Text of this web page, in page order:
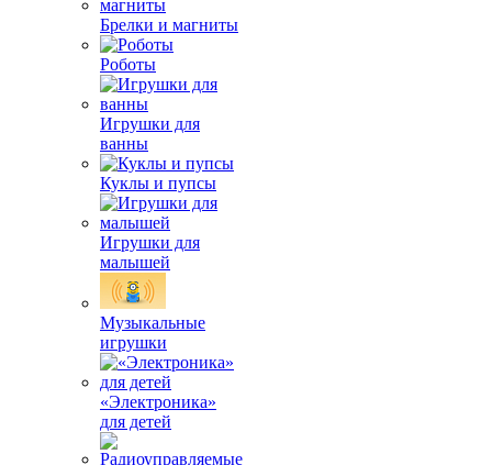
Брелки и магниты
Роботы
Игрушки для
ванны
Куклы и пупсы
Игрушки для
малышей
Музыкальные
игрушки
«Электроника»
для детей